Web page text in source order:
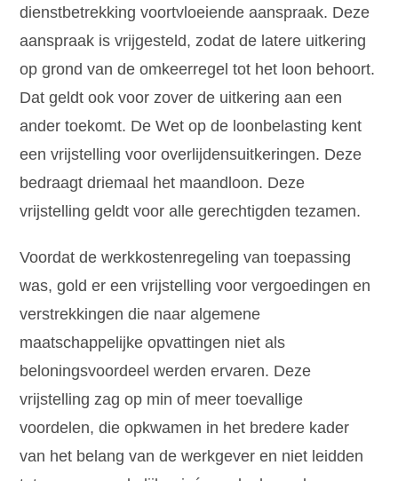
dienstbetrekking voortvloeiende aanspraak. Deze
aanspraak is vrijgesteld, zodat de latere uitkering
op grond van de omkeerregel tot het loon behoort.
Dat geldt ook voor zover de uitkering aan een
ander toekomt. De Wet op de loonbelasting kent
een vrijstelling voor overlijdensuitkeringen. Deze
bedraagt driemaal het maandloon. Deze
vrijstelling geldt voor alle gerechtigden tezamen.
Voordat de werkkostenregeling van toepassing
was, gold er een vrijstelling voor vergoedingen en
verstrekkingen die naar algemene
maatschappelijke opvattingen niet als
beloningsvoordeel werden ervaren. Deze
vrijstelling zag op min of meer toevallige
voordelen, die opkwamen in het bredere kader
van het belang van de werkgever en niet leidden